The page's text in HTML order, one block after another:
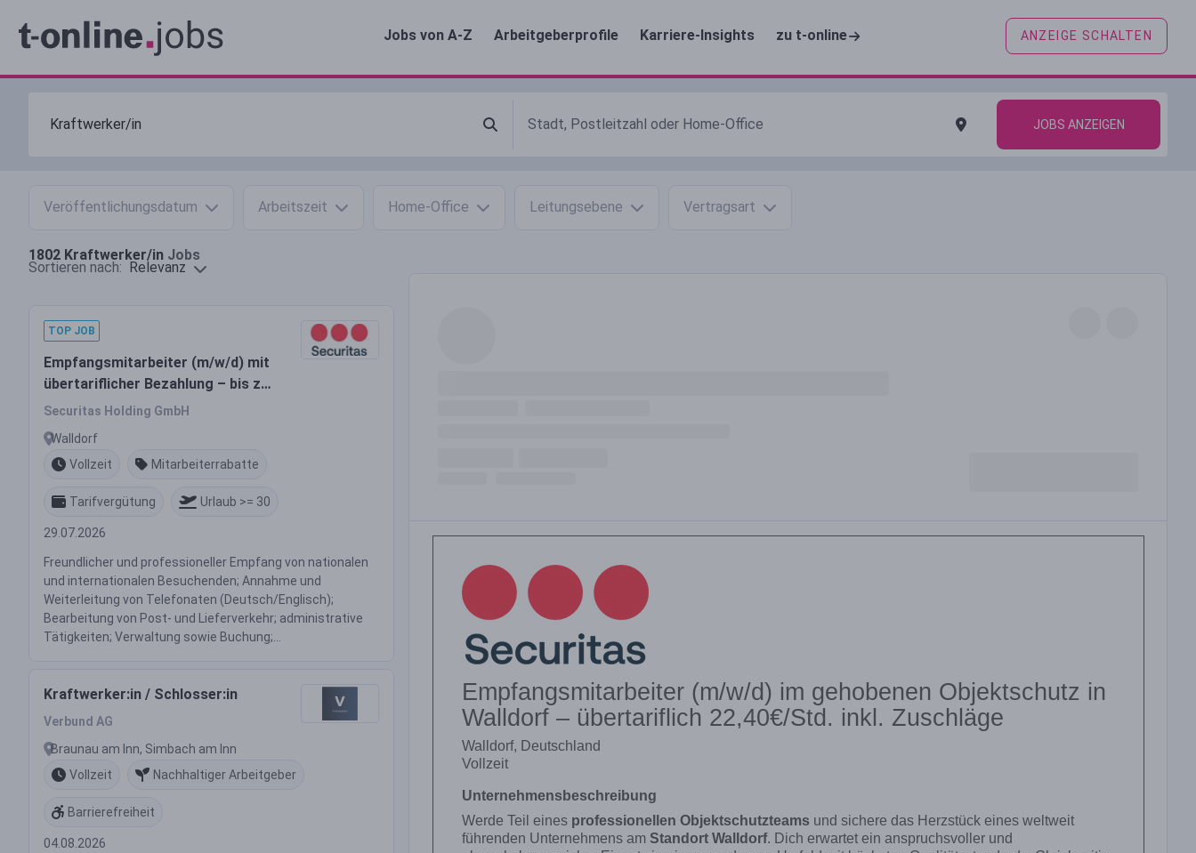
Jobs von A-Z Arbeitgeberprofile Karriere-Insights zu t-online ANZEIGE SCHALTEN
JOBS ANZEIGEN
Veröffentlichungsdatum Arbeitszeit Home-Office Leitungsebene Vertragsart
1802 Kraftwerker/in Jobs
Sortieren nach: Relevanz
TOP JOB
Empfangsmitarbeiter (m/w/d) mit
übertariflicher Bezahlung – bis zu
22,40 €/Std.
Securitas Holding GmbH
Walldorf
Vollzeit
Mitarbeiterrabatte
Tarifvergütung Urlaub >= 30
29.07.2026
Freundlicher und professioneller Empfang von nationalen
und internationalen Besuchenden; Annahme und
Weiterleitung von Telefonaten (Deutsch/Englisch);
Bearbeitung von Post- und Lieferverkehr; administrative
Tätigkeiten; Verwaltung sowie Buchung;...
Kraftwerker:in / Schlosser:in
Verbund AG
Braunau am Inn, Simbach am Inn
Vollzeit
Nachhaltiger Arbeitgeber
Barrierefreiheit
04.08.2026